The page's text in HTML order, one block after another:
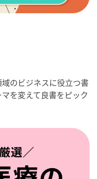
のビジネスに役立つ書
を変えて良書をピック